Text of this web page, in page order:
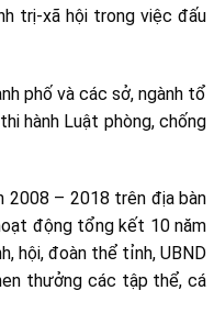
trị-xã hội trong việc đấu
phố và các sở, ngành tổ
hành Luật phòng, chống
2008 – 2018 trên địa bàn
động tổng kết 10 năm
hội, đoàn thể tỉnh, UBND
thưởng các tập thể, cá